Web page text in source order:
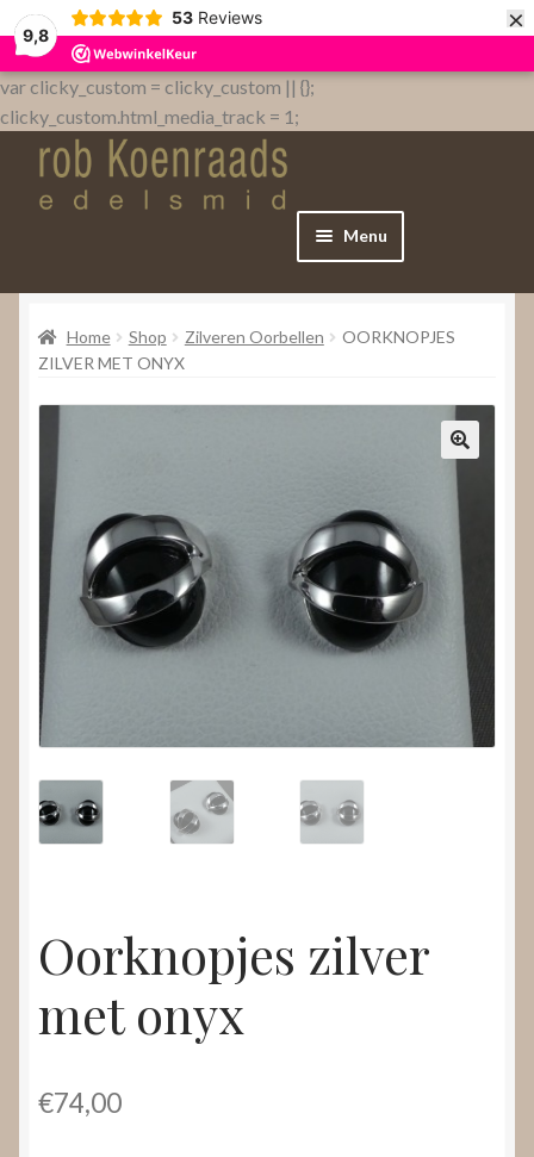
9,8
53 Reviews ×
var clicky_custom = clicky_custom || {};
clicky_custom.html_media_track = 1;
Menu
Home
WebShop
Contact
Nieuws
Video’s
Submenu
uitvouwen
Home Shop Zilveren Oorbellen
OORKNOPJES
ZILVER MET ONYX
Oorknopjes zilver
met onyx
€74,00